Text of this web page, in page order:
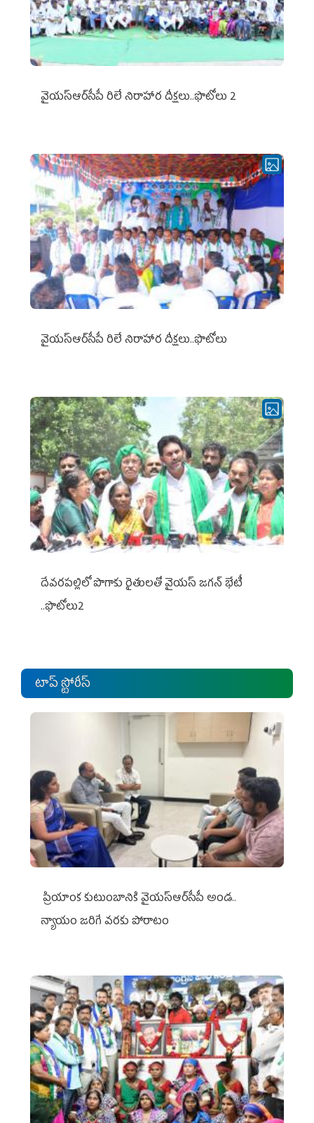
వైయ‌స్ఆర్‌సీపీ రిలే నిరాహార దీక్షలు..ఫొటోలు 2
వైయ‌స్ఆర్‌సీపీ రిలే నిరాహార దీక్షలు..ఫొటోలు
దేవరపల్లిలో పొగాకు రైతులతో వైయస్ జగన్ భేటీ
..ఫొటోలు2
టాప్ స్టోరీస్
ప్రియాంక కుటుంబానికి వైయ‌స్ఆర్‌సీపీ అండ..
న్యాయం జరిగే వరకు పోరాటం